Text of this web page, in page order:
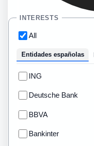
INTERESTS
All
Entidades españolas
ING
Deutsche Bank
BBVA
Bankinter